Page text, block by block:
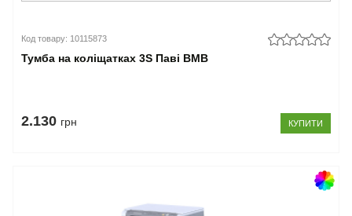
Код товару: 10115873
Тумба на коліщатках 3S Паві ВМВ
2.130 грн КУПИТИ